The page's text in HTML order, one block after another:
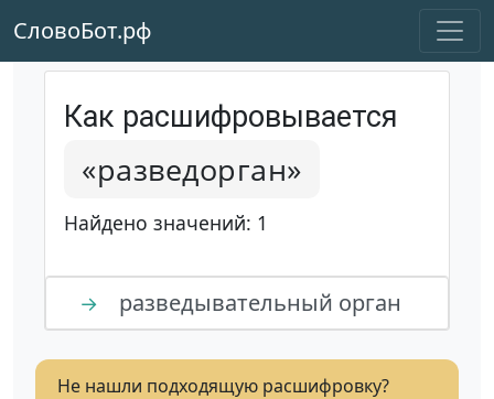
СловоБот.рф
Как расшифровывается
«разведорган»
Найдено значений: 1
→ разведывательный орган
Не нашли подходящую расшифровку?